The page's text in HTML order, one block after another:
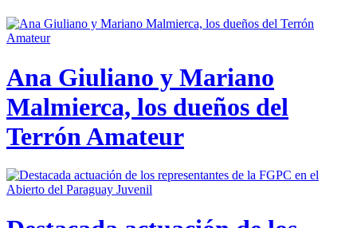
Ana Giuliano y Mariano
Malmierca, los dueños del
Terrón Amateur